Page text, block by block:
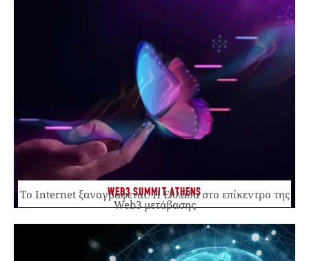
WEB3 SUMMIT ATHENS
Το Internet ξαναγράφεται. Η Ελλάδα στο επίκεντρο της
Web3 μετάβασης